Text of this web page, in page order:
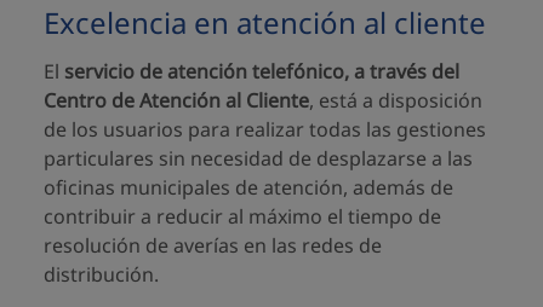
Excelencia en atención al cliente
El servicio de atención telefónico, a través del
Centro de Atención al Cliente, está a disposición
de los usuarios para realizar todas las gestiones
particulares sin necesidad de desplazarse a las
oficinas municipales de atención, además de
contribuir a reducir al máximo el tiempo de
resolución de averías en las redes de
distribución.